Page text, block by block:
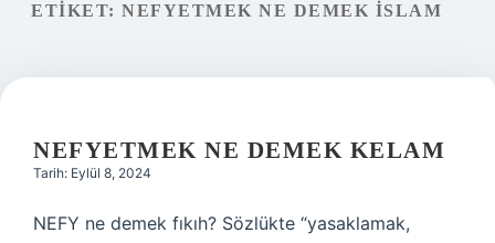
Yasal Uyarı
Hakkımızda
ETIKET: NEFYETMEK NE DEMEK ISLAM
NEFYETMEK NE DEMEK KELAM
Tarih: Eylül 8, 2024
NEFY ne demek fıkıh? Sözlükte “yasaklamak,